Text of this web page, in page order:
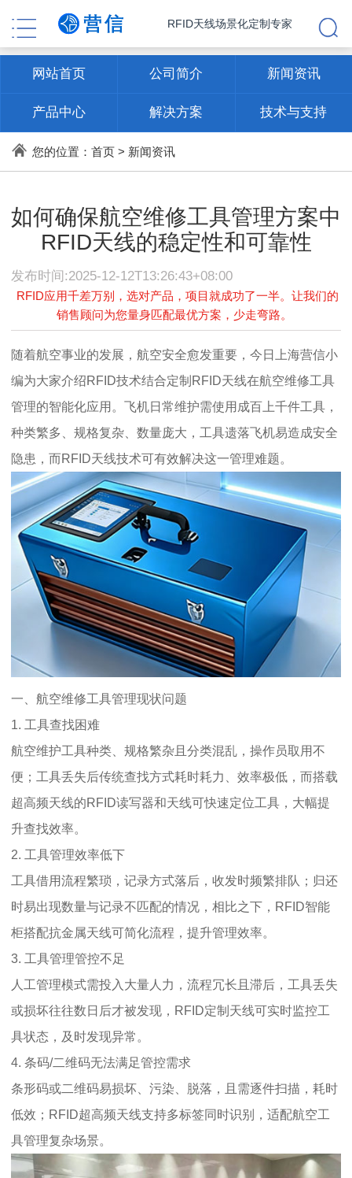
RFID天线场景化定制专家
网站首页 公司简介 新闻资讯
产品中心 解决方案 技术与支持
联系方式
您的位置： 首页> 新闻资讯
如何确保航空维修工具管理方案中
RFID天线的稳定性和可靠性
发布时间:2025-12-12T13:26:43+08:00
RFID应用千差万别，选对产品，项目就成功了一半。让我们的
销售顾问为您量身匹配最优方案，少走弯路。
随着航空事业的发展，航空安全愈发重要，今日上海营信小
编为大家介绍RFID技术结合定制RFID天线在航空维修工具
管理的智能化应用。飞机日常维护需使用成百上千件工具，
种类繁多、规格复杂、数量庞大，工具遗落飞机易造成安全
隐患，而RFID天线技术可有效解决这一管理难题。
一、航空维修工具管理现状问题
1. 工具查找困难
航空维护工具种类、规格繁杂且分类混乱，操作员取用不
便；工具丢失后传统查找方式耗时耗力、效率极低，而搭载
超高频天线的RFID读写器和天线可快速定位工具，大幅提
升查找效率。
2. 工具管理效率低下
工具借用流程繁琐，记录方式落后，收发时频繁排队；归还
时易出现数量与记录不匹配的情况，相比之下，RFID智能
柜搭配抗金属天线可简化流程，提升管理效率。
3. 工具管理管控不足
人工管理模式需投入大量人力，流程冗长且滞后，工具丢失
或损坏往往数日后才被发现，RFID定制天线可实时监控工
具状态，及时发现异常。
4. 条码/二维码无法满足管控需求
条形码或二维码易损坏、污染、脱落，且需逐件扫描，耗时
低效；RFID超高频天线支持多标签同时识别，适配航空工
具管理复杂场景。